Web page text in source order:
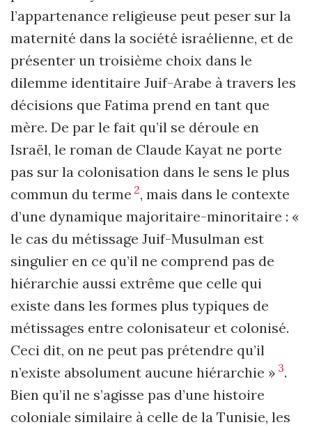
l’appartenance religieuse peut peser sur la
maternité dans la société israélienne, et de
présenter un troisième choix dans le
dilemme identitaire Juif-Arabe à travers les
décisions que Fatima prend en tant que
mère. De par le fait qu’il se déroule en
Israël, le roman de Claude Kayat ne porte
pas sur la colonisation dans le sens le plus
commun du terme 2, mais dans le contexte
d’une dynamique majoritaire-minoritaire : «
le cas du métissage Juif-Musulman est
singulier en ce qu’il ne comprend pas de
hiérarchie aussi extrême que celle qui
existe dans les formes plus typiques de
métissages entre colonisateur et colonisé.
Ceci dit, on ne peut pas prétendre qu’il
n’existe absolument aucune hiérarchie » 3.
Bien qu’il ne s’agisse pas d’une histoire
coloniale similaire à celle de la Tunisie, les